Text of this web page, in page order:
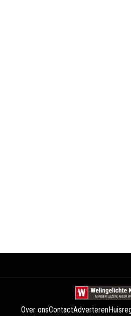
Over onsContactAdverteren